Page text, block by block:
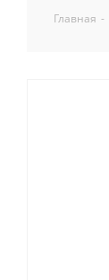
Главная -